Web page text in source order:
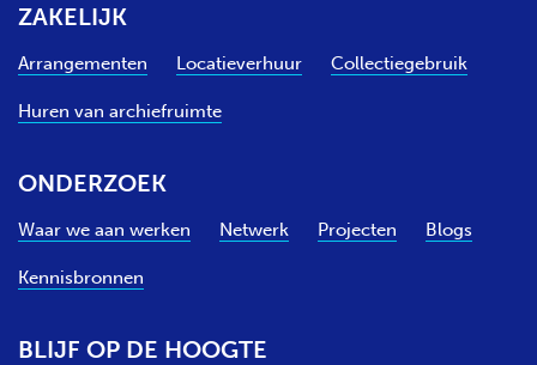
ZAKELIJK
Arrangementen Locatieverhuur Collectiegebruik
Huren van archiefruimte
ONDERZOEK
Waar we aan werken Netwerk Projecten Blogs
Kennisbronnen
BLIJF OP DE HOOGTE